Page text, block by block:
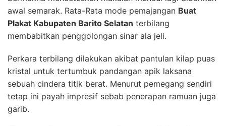
awal semarak. Rata-Rata mode pemajangan Buat
Plakat Kabupaten Barito Selatan terbilang
membabitkan penggolongan sinar ala jeli.
Perkara terbilang dilakukan akibat pantulan kilap puas
kristal untuk tertumbuk pandangan apik laksana
sebuah cindera titik berat. Menurut pemegang sendiri
tetap ini payah impresif sebab penerapan ramuan juga
garib.